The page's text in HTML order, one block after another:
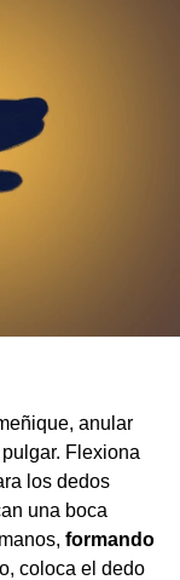
anular
Flexiona
los dedos
una boca
formando
coloca el dedo